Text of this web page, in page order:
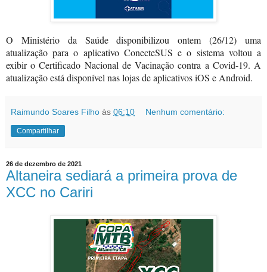
O Ministério da Saúde disponibilizou ontem (26/12) uma
atualização para o aplicativo ConecteSUS e o sistema voltou a
exibir o Certificado Nacional de Vacinação contra a Covid-19. A
atualização está disponível nas lojas de aplicativos iOS e Android.
Raimundo Soares Filho às 06:10 Nenhum comentário:
Compartilhar
26 de dezembro de 2021
Altaneira sediará a primeira prova de
XCC no Cariri